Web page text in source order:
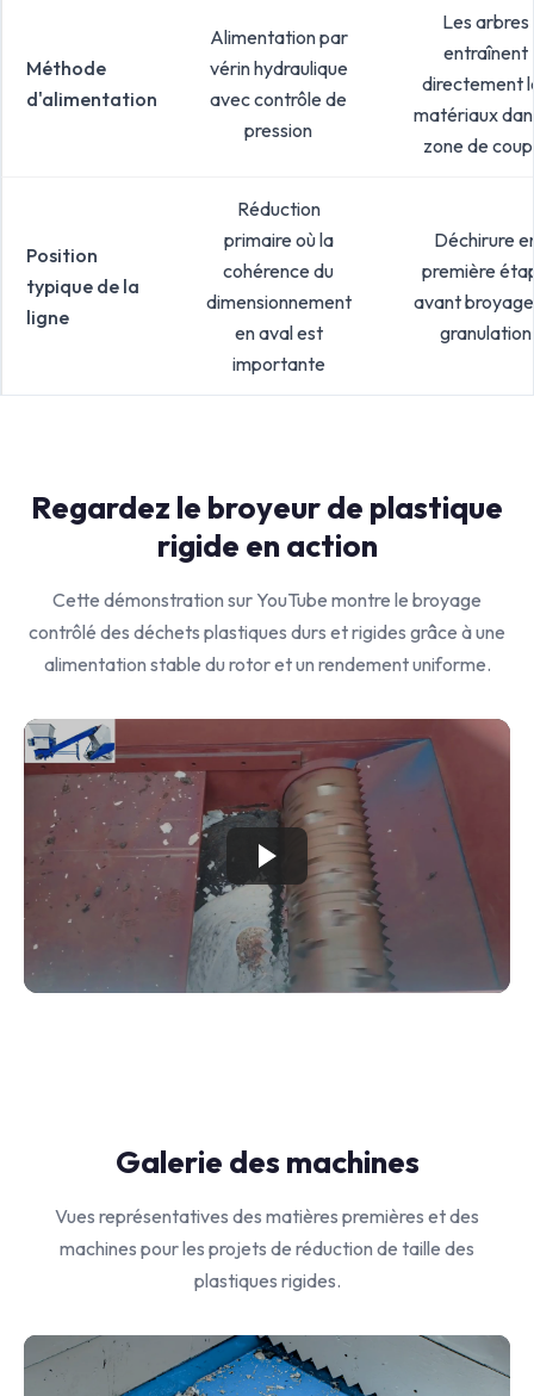
Méthode
d'alimentation
Alimentation par
vérin hydraulique
avec contrôle de
pression
Les arbres
entraînent
directement
matériaux
zone de
Position
typique de la
ligne
Réduction
primaire où la
cohérence du
dimensionnement
en aval est
importante
Déchirure
première
avant
granulation
Regardez le broyeur de plastique
rigide en action
Cette démonstration sur YouTube montre le broyage
contrôlé des déchets plastiques durs et rigides grâce à une
alimentation stable du rotor et un rendement uniforme.
Galerie des machines
Vues représentatives des matières premières et des
machines pour les projets de réduction de taille des
plastiques rigides.